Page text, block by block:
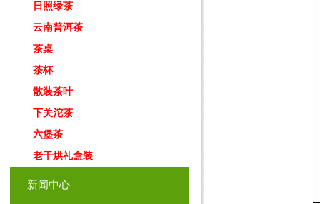
日照绿茶
云南普洱茶
茶桌
茶杯
散装茶叶
下关沱茶
六堡茶
老干烘礼盒装
新闻中心